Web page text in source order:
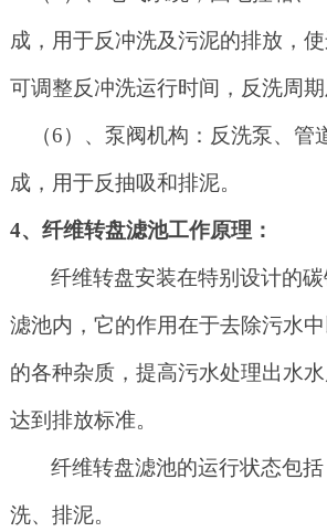
成，用于反冲洗及污泥的排放，
可调整反冲洗运行时间，反洗周期
（6）、泵阀机构：反洗泵、管
成，用于反抽吸和排泥。
4、纤维转盘滤池工作原理：
纤维转盘安装在特别设计的
滤池内，它的作用在于去除污水
的各种杂质，提高污水处理出水
达到排放标准。
纤维转盘滤池的运行状态包
洗、排泥。